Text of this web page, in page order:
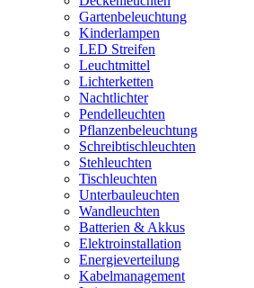
Gartenbeleuchtung
Kinderlampen
LED Streifen
Leuchtmittel
Lichterketten
Nachtlichter
Pendelleuchten
Pflanzenbeleuchtung
Schreibtischleuchten
Stehleuchten
Tischleuchten
Unterbauleuchten
Wandleuchten
Batterien & Akkus
Elektroinstallation
Energieverteilung
Kabelmanagement